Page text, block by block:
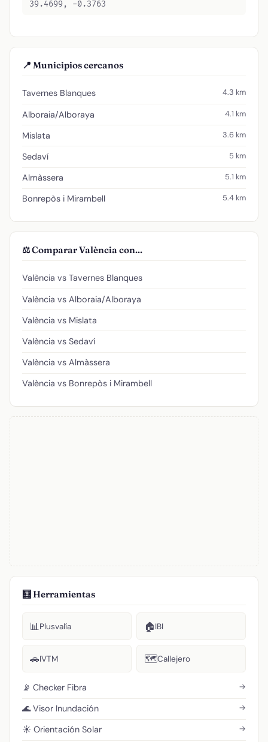
39.4699, -0.3763
📍 Municipios cercanos
Tavernes Blanques 4.3 km
Alboraia/Alboraya 4.1 km
Mislata 3.6 km
Sedaví 5 km
Almàssera 5.1 km
Bonrepòs i Mirambell 5.4 km
⚖️ Comparar València con...
València vs Tavernes Blanques
València vs Alboraia/Alboraya
València vs Mislata
València vs Sedaví
València vs Almàssera
València vs Bonrepòs i Mirambell
🧮 Herramientas
📊Plusvalía 🏠IBI
🚗IVTM 🗺️Callejero
📡 Checker Fibra →
🌊 Visor Inundación →
☀️ Orientación Solar →